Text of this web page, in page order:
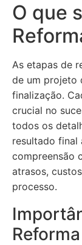
O que
As etapas de
de um projeto
finalização.
crucial no
todos os
resultado final
compreensão
atrasos,
processo.
Reforma